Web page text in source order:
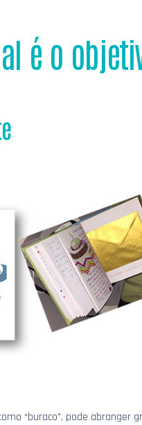
é o
“buraco”, pode